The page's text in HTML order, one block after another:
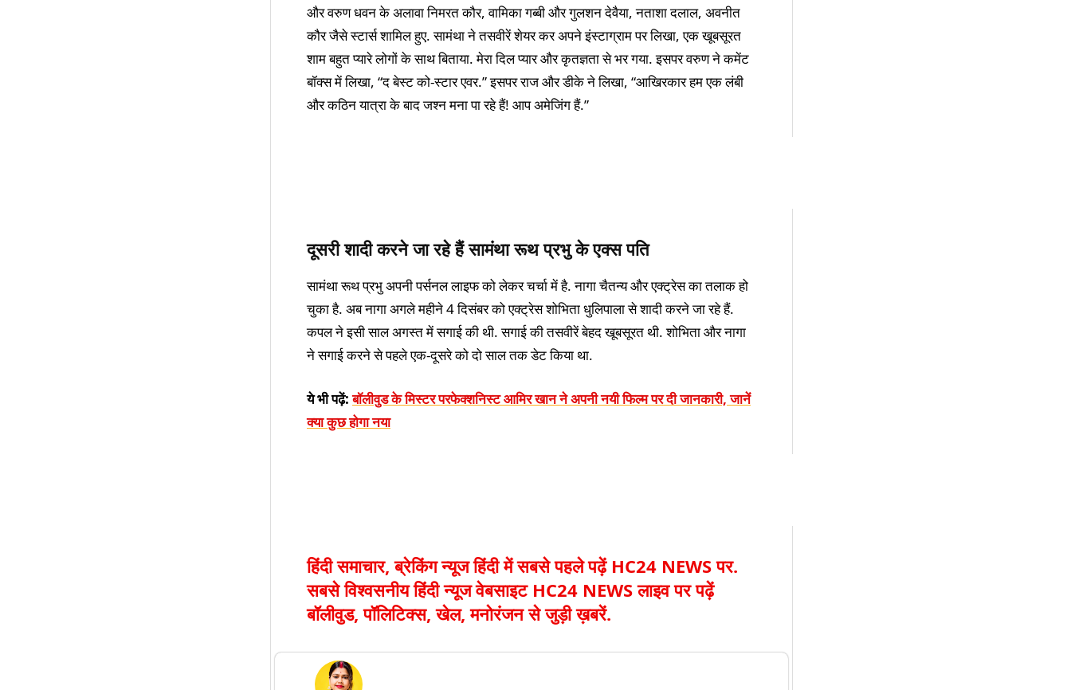
और वरुण धवन के अलावा निमरत कौर, वामिका गब्बी और गुलशन देवैया, नताशा दलाल, अवनीत
कौर जैसे स्टार्स शामिल हुए. सामंथा ने तसवीरें शेयर कर अपने इंस्टाग्राम पर लिखा, एक खूबसूरत
शाम बहुत प्यारे लोगों के साथ बिताया. मेरा दिल प्यार और कृतज्ञता से भर गया. इसपर वरुण ने कमेंट
बॉक्स में लिखा, “द बेस्ट को-स्टार एवर.” इसपर राज और डीके ने लिखा, “आखिरकार हम एक लंबी
और कठिन यात्रा के बाद जश्न मना पा रहे हैं! आप अमेजिंग हैं.”
दूसरी शादी करने जा रहे हैं सामंथा रूथ प्रभु के एक्स पति
सामंथा रूथ प्रभु अपनी पर्सनल लाइफ को लेकर चर्चा में है. नागा चैतन्य और एक्ट्रेस का तलाक हो
चुका है. अब नागा अगले महीने 4 दिसंबर को एक्ट्रेस शोभिता धुलिपाला से शादी करने जा रहे हैं.
कपल ने इसी साल अगस्त में सगाई की थी. सगाई की तसवीरें बेहद खूबसूरत थी. शोभिता और नागा
ने सगाई करने से पहले एक-दूसरे को दो साल तक डेट किया था.
ये भी पढ़ें: बॉलीवुड के मिस्टर परफेक्शनिस्ट आमिर खान ने अपनी नयी फिल्म पर दी जानकारी, जानें
क्या कुछ होगा नया
हिंदी समाचार, ब्रेकिंग न्यूज हिंदी में सबसे पहले पढ़ें HC24 NEWS पर.
सबसे विश्वसनीय हिंदी न्यूज वेबसाइट HC24 NEWS लाइव पर पढ़ें
बॉलीवुड, पॉलिटिक्स, खेल, मनोरंजन से जुड़ी ख़बरें.